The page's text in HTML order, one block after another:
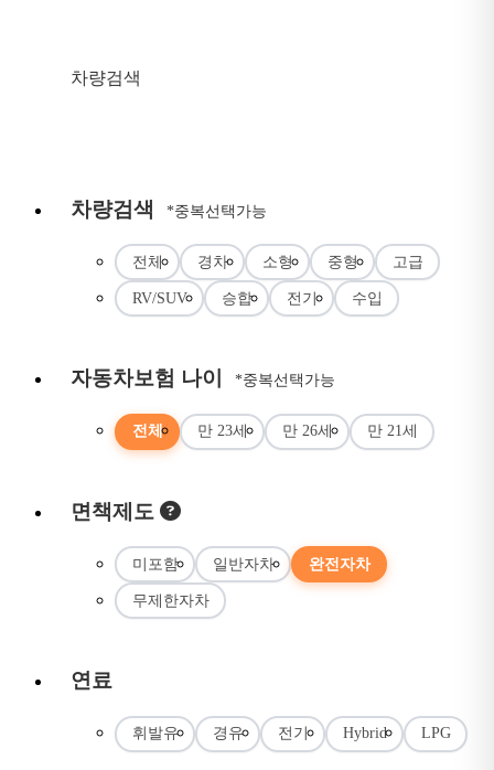
차량검색
차량검색 *중복선택가능
전체 경차 소형 중형 고급
RV/SUV 승합 전기 수입
자동차보험 나이 *중복선택가능
전체 만 23세 만 26세 만 21세
면책제도
미포함 일반자차 완전자차
무제한자차
연료
휘발유 경유 전기 Hybrid LPG